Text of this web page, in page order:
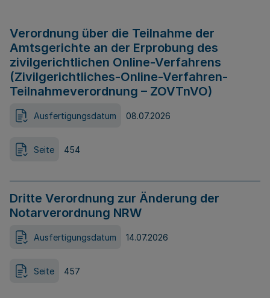
Verordnung über die Teilnahme der
Amtsgerichte an der Erprobung des
zivilgerichtlichen Online-Verfahrens
(Zivilgerichtliches-Online-Verfahren-
Teilnahmeverordnung – ZOVTnVO)
Ausfertigungsdatum 08.07.2026
Seite 454
Dritte Verordnung zur Änderung der
Notarverordnung NRW
Ausfertigungsdatum 14.07.2026
Seite 457